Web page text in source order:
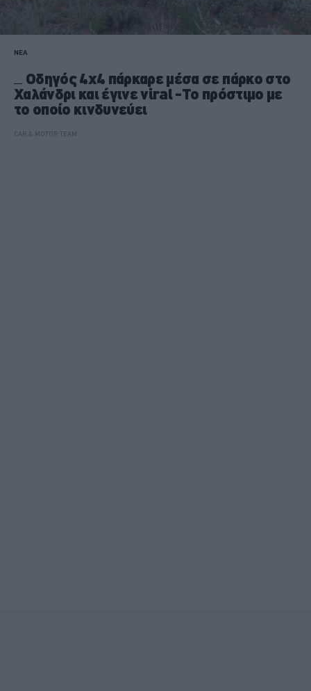
ΝΕΑ
Οδηγός 4x4 πάρκαρε μέσα σε πάρκο στο
Χαλάνδρι και έγινε viral -Το πρόστιμο με
το οποίο κινδυνεύει
CAR & MOTOR TEAM